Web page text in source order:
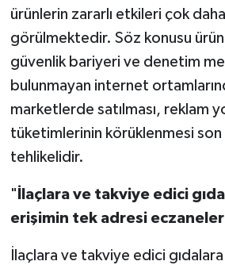
ürünlerin zararlı etkileri çok
görülmektedir. Söz konusu
güvenlik bariyeri ve denetim
bulunmayan internet
marketlerde satılması, reklam
tüketimlerinin körüklenmesi
tehlikelidir.
" İlaçlara ve takviye edici
erişimin tek adresi
İlaçlara ve takviye edici